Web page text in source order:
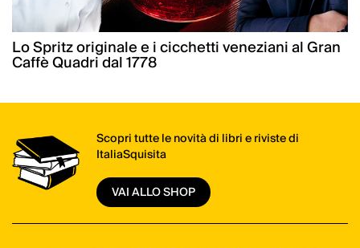
Lo Spritz originale e i cicchetti veneziani al Gran
Caffè Quadri dal 1778
Scopri tutte le novità di libri e riviste di
ItaliaSquisita
VAI ALLO SHOP